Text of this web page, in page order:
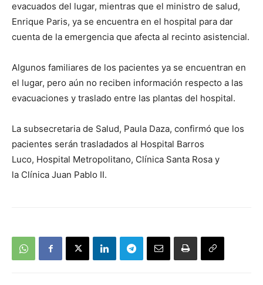
evacuados del lugar, mientras que el ministro de salud,
Enrique Paris, ya se encuentra en el hospital para dar
cuenta de la emergencia que afecta al recinto asistencial.
Algunos familiares de los pacientes ya se encuentran en
el lugar, pero aún no reciben información respecto a las
evacuaciones y traslado entre las plantas del hospital.
La subsecretaria de Salud, Paula Daza, confirmó que los
pacientes serán trasladados al Hospital Barros
Luco, Hospital Metropolitano, Clínica Santa Rosa y
la Clínica Juan Pablo II.